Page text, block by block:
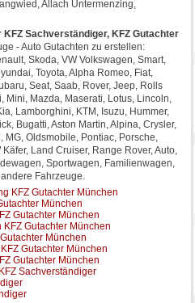
Allach Untermenzing,
Sachverständiger, KFZ Gutachter
- Auto Gutachten zu erstellen:
Skoda, VW Volkswagen, Smart,
Toyota, Alpha Romeo, Fiat,
Seat, Saab, Rover, Jeep, Rolls
Mini, Mazda, Maserati, Lotus, Lincoln,
Lamborghini, KTM, Isuzu, Hummer,
Bugatti, Aston Martin, Alpina, Crysler,
MG, Oldsmobile, Pontiac, Porsche,
Land Cruiser, Range Rover, Auto,
Sportwagen, Familienwagen,
Fahrzeuge.
KFZ Gutachter München
München
Gutachter München
Gutachter München
München
Gutachter München
Gutachter München
Sachverständiger